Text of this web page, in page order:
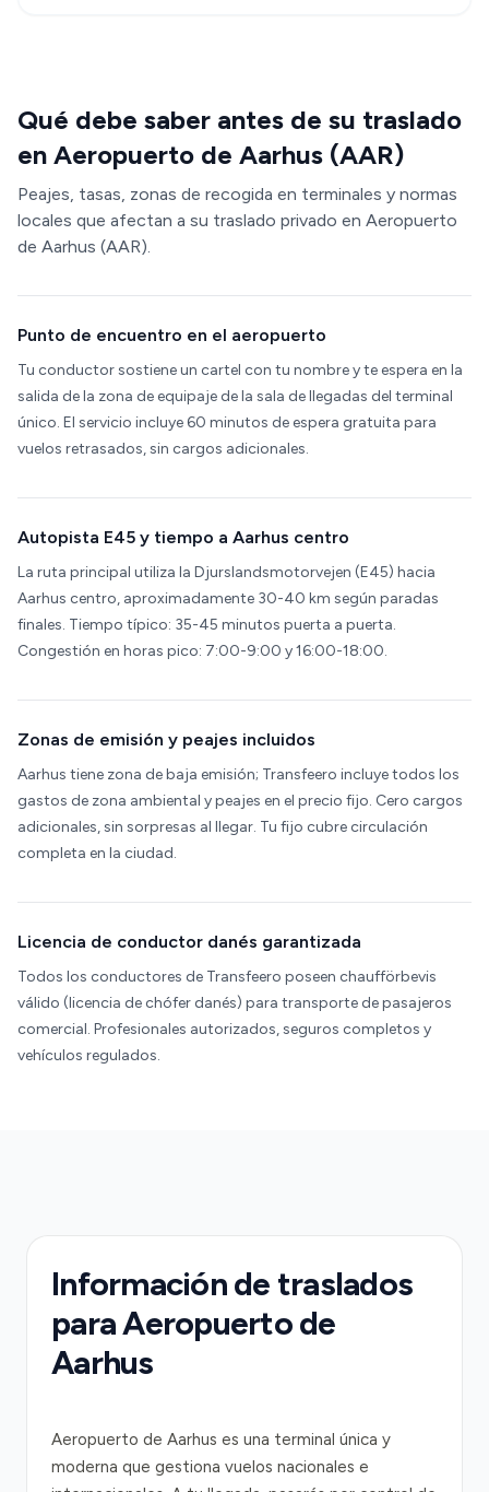
Qué debe saber antes de su traslado
en Aeropuerto de Aarhus (AAR)
Peajes, tasas, zonas de recogida en terminales y normas
locales que afectan a su traslado privado en Aeropuerto
de Aarhus (AAR).
Punto de encuentro en el aeropuerto
Tu conductor sostiene un cartel con tu nombre y te espera en la
salida de la zona de equipaje de la sala de llegadas del terminal
único. El servicio incluye 60 minutos de espera gratuita para
vuelos retrasados, sin cargos adicionales.
Autopista E45 y tiempo a Aarhus centro
La ruta principal utiliza la Djurslandsmotorvejen (E45) hacia
Aarhus centro, aproximadamente 30-40 km según paradas
finales. Tiempo típico: 35-45 minutos puerta a puerta.
Congestión en horas pico: 7:00-9:00 y 16:00-18:00.
Zonas de emisión y peajes incluidos
Aarhus tiene zona de baja emisión; Transfeero incluye todos los
gastos de zona ambiental y peajes en el precio fijo. Cero cargos
adicionales, sin sorpresas al llegar. Tu fijo cubre circulación
completa en la ciudad.
Licencia de conductor danés garantizada
Todos los conductores de Transfeero poseen chaufförbevis
válido (licencia de chófer danés) para transporte de pasajeros
comercial. Profesionales autorizados, seguros completos y
vehículos regulados.
Información de traslados
para Aeropuerto de
Aarhus
Aeropuerto de Aarhus es una terminal única y
moderna que gestiona vuelos nacionales e